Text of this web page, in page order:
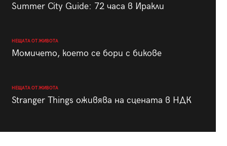
Summer City Guide: 72 часа в Иракли
НЕЩАТА ОТ ЖИВОТА
Момичето, което се бори с бикове
НЕЩАТА ОТ ЖИВОТА
Stranger Things оживява на сцената в НДК